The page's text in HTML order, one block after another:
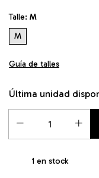
Talle: M
M
Guía de talles
Última unidad
1en stock